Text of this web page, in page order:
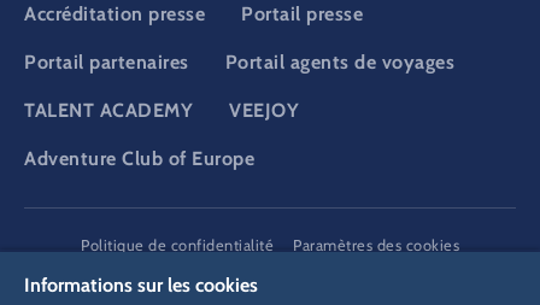
Accréditation presse Portail presse
Portail partenaires Portail agents de voyages
TALENT ACADEMY VEEJOY
Adventure Club of Europe
DSGVO
Politique de confidentialité
Paramètres des cookies
Informations sur les cookies